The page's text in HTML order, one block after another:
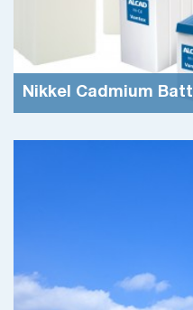
Nikkel Cadmium
Rivion is in Nederland,